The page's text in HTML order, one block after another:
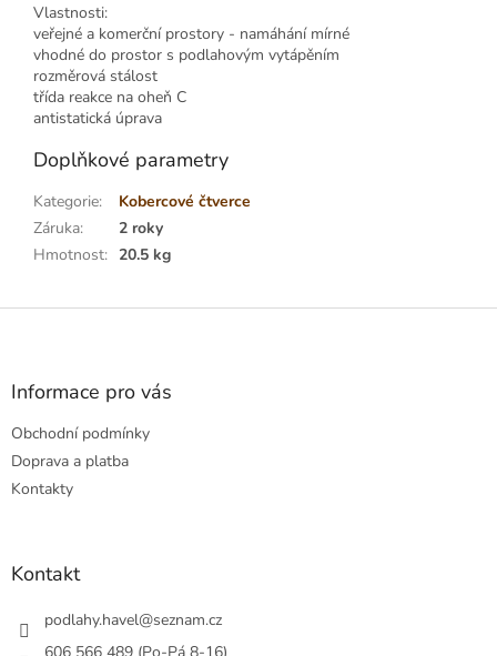
Vlastnosti:
veřejné a komerční prostory - namáhání mírné
vhodné do prostor s podlahovým vytápěním
rozměrová stálost
třída reakce na oheň C
antistatická úprava
Doplňkové parametry
Kategorie:
Kobercové čtverce
Záruka:
2 roky
Hmotnost: 20.5 kg
Z
Informace pro vás
Obchodní podmínky
Doprava a platba
Kontakty
Kontakt
podlahy.havel@seznam.cz